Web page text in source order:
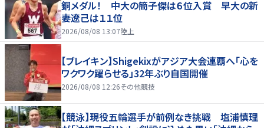
銅メダル！ 中大の簡子傑は６位入賞 早大の新
妻遼己は１１位
2026/08/08 13:07陸上
【ブレイキン】Shigekixがアジア大会連覇へ「心を
ワクワク躍らせる」32年ぶり自国開催
2026/08/08 12:26その他競技
【競泳】現役五輪選手が前例なき挑戦 塩浦慎理